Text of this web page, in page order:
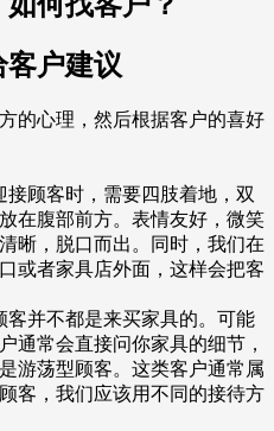
户建议
的心理，然后根据客户的喜好
顾客时，需要四肢着地，双
在腹部前方。表情友好，微笑
晰，脱口而出。同时，我们在
或者家具店外面，这样会把客
客并不都是来买家具的。可能
通常会直接问你家具的细节，
游荡型顾客。这类客户通常属
客，我们应该用不同的接待方